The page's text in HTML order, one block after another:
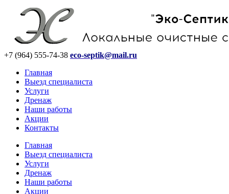
+7 (964) 555-74-38 eco-septik@mail.ru
Главная
Выезд специалиста
Услуги
Дренаж
Наши работы
Акции
Контакты
Главная
Выезд специалиста
Услуги
Дренаж
Наши работы
Акции